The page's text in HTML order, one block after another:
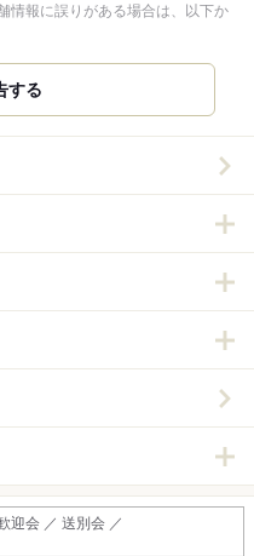
情報に誤りがある場合は、以下か
する
迎会 ／ 送別会 ／